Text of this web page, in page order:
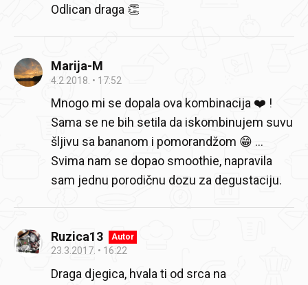
Odlican draga 👏
Marija-M
4.2.2018. 17:52
Mnogo mi se dopala ova kombinacija ❤️ !
Sama se ne bih setila da iskombinujem suvu
šljivu sa bananom i pomorandžom 😁 ...
Svima nam se dopao smoothie, napravila
sam jednu porodičnu dozu za degustaciju.
Ruzica13 Autor
23.3.2017. 16:22
Draga djegica, hvala ti od srca na